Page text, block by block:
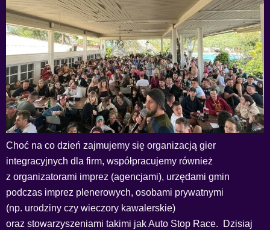
Choć na co dzień zajmujemy się organizacją gier
integracyjnych dla firm, współpracujemy również
z organizatorami imprez (agencjami), urzędami gmin
podczas imprez plenerowych, osobami prywatnymi
(np. urodziny czy wieczory kawalerskie)
oraz stowarzyszeniami takimi jak Auto Stop Race. Dzisiaj